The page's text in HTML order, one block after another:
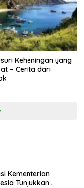
Keheningan yang
– Cerita dari
Kementerian
Tunjukkan